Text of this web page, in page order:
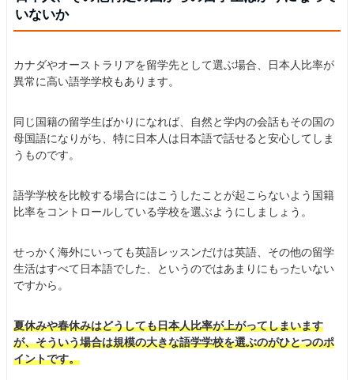
いないか
カナダやオーストラリアを留学先として選ぶ場合、日本人比率が
異常に高い語学学校もあります。
同じ国籍の留学生ばかりになれば、自然と学内の会話もその国の
母国語になりがち、特に日本人は日本語で話せると安心してしま
うものです。
語学学校を比較する場合にはこうしたことが起こらないよう国籍
比率をコントロールしている学校を選ぶようにしましょう。
せっかく海外にいっても英語レッスンだけは英語、その他の留学
生活はすべて日本語でした、というのではあまりにもったいない
ですから。
夏休みや春休みはどうしても日本人比率が上がってしまいます
が、そういう場合は規模の大きな語学学校を選ぶのがひとつのポ
イントです。